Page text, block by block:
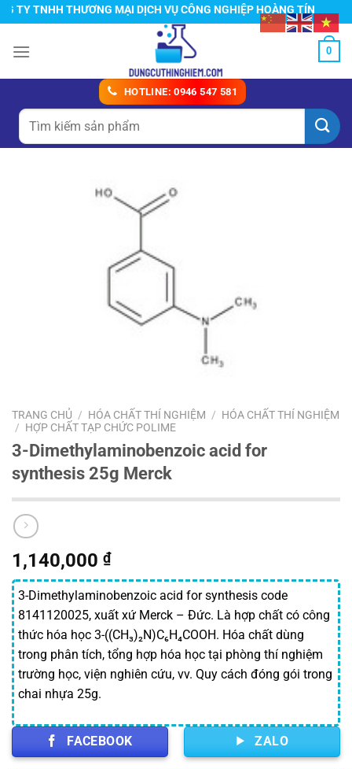
Chuyển
đến
nội
TNHH THƯƠNG MẠI DỊCH VỤ CÔNG NGHIỆP HOÀNG TÍN
0
HOTLINE: 0946 547 581
Tìm
kiếm:
TRANG CHỦ / HÓA CHẤT THÍ NGHIỆM / HÓA CHẤT THÍ NGHIỆM
/ HỢP CHẤT TẠP CHỨC POLIME
3-Dimethylaminobenzoic acid for
synthesis 25g Merck
1,140,000 ₫
3-Dimethylaminobenzoic acid for synthesis code
8141120025, xuất xứ Merck – Đức. Là hợp chất có công
thức hóa học 3-((CH₃)₂N)C₆H₄COOH. Hóa chất dùng
trong phân tích, tổng hợp hóa học tại phòng thí nghiệm
trường học, viện nghiên cứu, vv. Quy cách đóng gói trong
chai nhựa 25g.
FACEBOOK ZALO